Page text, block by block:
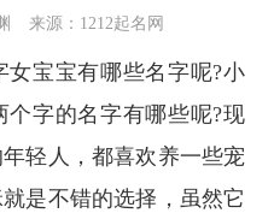
来源：1212起名网
宝宝有哪些名字呢?小
字的名字有哪些呢?现
轻人，都喜欢养一些宠
是不错的选择，虽然它